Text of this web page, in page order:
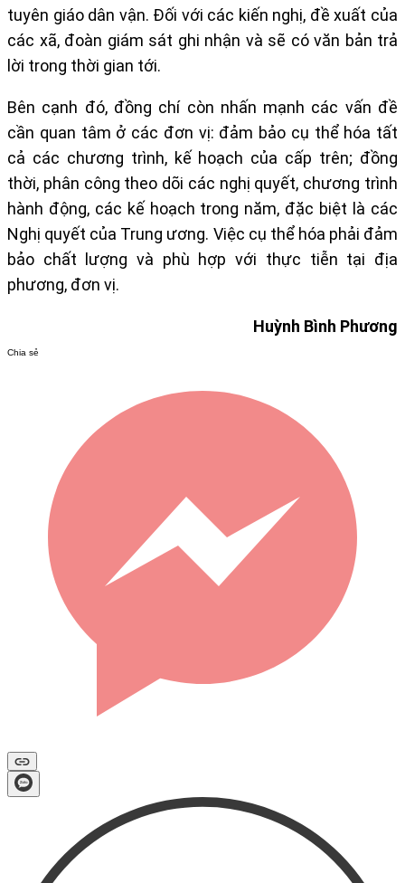
tuyên giáo dân vận. Đối với các kiến nghị, đề xuất của
các xã, đoàn giám sát ghi nhận và sẽ có văn bản trả
lời trong thời gian tới.
Bên cạnh đó, đồng chí còn nhấn mạnh các vấn đề
cần quan tâm ở các đơn vị: đảm bảo cụ thể hóa tất
cả các chương trình, kế hoạch của cấp trên; đồng
thời, phân công theo dõi các nghị quyết, chương trình
hành động, các kế hoạch trong năm, đặc biệt là các
Nghị quyết của Trung ương. Việc cụ thể hóa phải đảm
bảo chất lượng và phù hợp với thực tiễn tại địa
phương, đơn vị.
Huỳnh Bình Phương
Chia sẻ